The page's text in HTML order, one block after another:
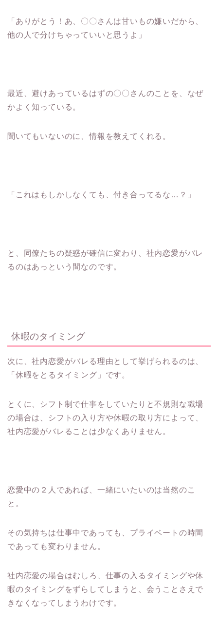
「ありがとう！あ、〇〇さんは甘いもの嫌いだから、
他の人で分けちゃっていいと思うよ」
最近、避けあっているはずの〇〇さんのことを、なぜ
かよく知っている。
聞いてもいないのに、情報を教えてくれる。
「これはもしかしなくても、付き合ってるな…？」
と、同僚たちの疑惑が確信に変わり、社内恋愛がバレ
るのはあっという間なのです。
休暇のタイミング
次に、社内恋愛がバレる理由として挙げられるのは、
「休暇をとるタイミング」です。
とくに、シフト制で仕事をしていたりと不規則な職場
の場合は、シフトの入り方や休暇の取り方によって、
社内恋愛がバレることは少なくありません。
恋愛中の２人であれば、一緒にいたいのは当然のこ
と。
その気持ちは仕事中であっても、プライベートの時間
であっても変わりません。
社内恋愛の場合はむしろ、仕事の入るタイミングや休
暇のタイミングをずらしてしまうと、会うことさえで
きなくなってしまうわけです。